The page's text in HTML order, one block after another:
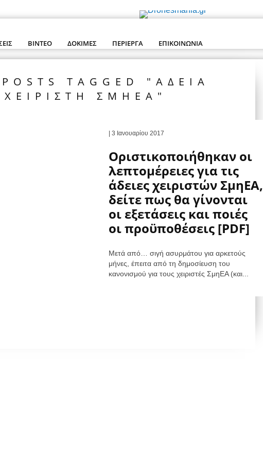
ΒΊΝΤΕΟ ΔΟΚΙΜΈΣ ΠΕΡΊΕΡΓΑ ΕΠΙΚΟΙΝΩΝΊΑ
TAGGED "ΑΔΕΙΑ
ΧΕΙΡΙΣΤΗ ΣΜΗΕΑ"
| 3 Ιανουαρίου 2017
Οριστικοποιήθηκαν οι
λεπτομέρειες για τις
άδειες χειριστών ΣμηΕΑ,
δείτε πως θα γίνονται
οι εξετάσεις και ποιές
οι προϋποθέσεις [PDF]
Μετά από… σιγή ασυρμάτου για αρκετούς
μήνες, έπειτα από τη δημοσίευση του
κανονισμού για τους χειριστές ΣμηΕΑ (και...